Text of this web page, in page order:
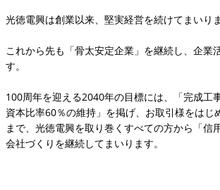
光徳電興は創業以来、堅実経営を続けてまいりま
これから先も「骨太安定企業」を継続し、企業
す。
100周年を迎える2040年の目標には、「完成工
資本比率60％の維持」を掲げ、お取引様をはじ
まで、光徳電興を取り巻くすべての方から「信
会社づくりを継続してまいります。